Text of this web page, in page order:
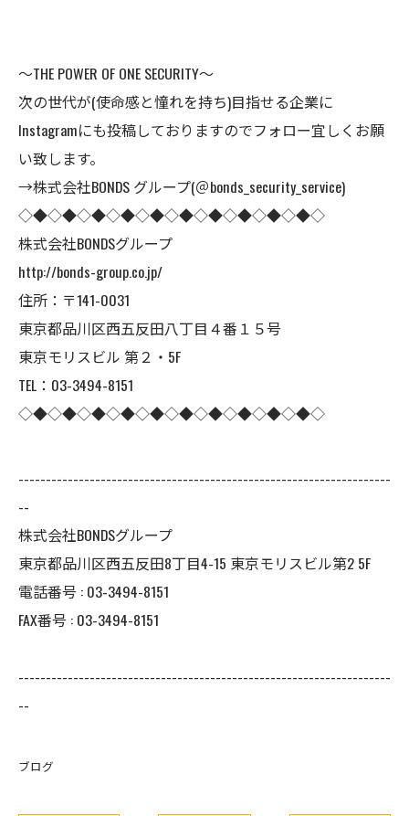
～THE POWER OF ONE SECURITY～
次の世代が(使命感と憧れを持ち)目指せる企業に
Instagramにも投稿しておりますのでフォロー宜しくお願
い致します。
→株式会社BONDS グループ(＠bonds_security_service)
◇◆◇◆◇◆◇◆◇◆◇◆◇◆◇◆◇◆◇◆◇
株式会社BONDSグループ
http://bonds-group.co.jp/
住所：〒141-0031
東京都品川区西五反田八丁目４番１５号
東京モリスビル 第２・5F
TEL：03-3494-8151
◇◆◇◆◇◆◇◆◇◆◇◆◇◆◇◆◇◆◇◆◇
--------------------------------------------------------------------
--
株式会社BONDSグループ
東京都品川区西五反田8丁目4-15 東京モリスビル第2 5F
電話番号 : 03-3494-8151
FAX番号 : 03-3494-8151
--------------------------------------------------------------------
--
ブログ